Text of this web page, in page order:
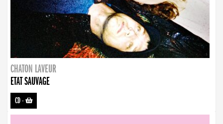
CHATON LAVEUR
ETAT SAUVAGE
CD-